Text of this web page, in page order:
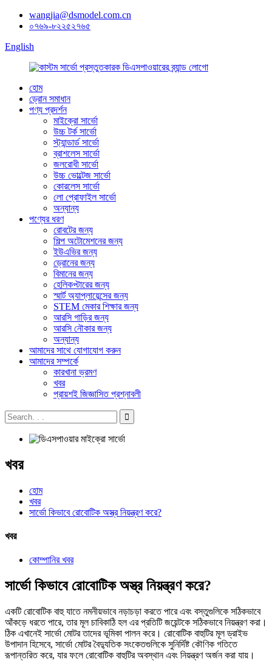
wangjia@dsmodel.com.cn
০৭৬৯-৮২২৫২৭৬৫
English
হোম
ড্রোন সমাধান
পণ্য প্রদর্শন
মাইক্রো সার্ভো
উচ্চ টর্ক সার্ভো
স্ট্যান্ডার্ড সার্ভো
ব্রাশলেস সার্ভো
জলরোধী সার্ভো
উচ্চ ভোল্টেজ সার্ভো
কোরলেস সার্ভো
লো প্রোফাইল সার্ভো
অন্যান্য
পণ্যের ধরণ
রোবটের জন্য
শিল্প অটোমেশনের জন্য
ইউএভির জন্য
ড্রোনের জন্য
বিমানের জন্য
হেলিকপ্টারের জন্য
স্মার্ট অ্যাপ্লায়েন্সের জন্য
STEM মেকার শিক্ষার জন্য
আরসি গাড়ির জন্য
আরসি নৌকার জন্য
অন্যান্য
আমাদের সাথে যোগাযোগ করুন
আমাদের সম্পর্কে
কারখানা ভ্রমণ
খবর
প্রায়শই জিজ্ঞাসিত প্রশ্নাবলী
খবর
হোম
খবর
সার্ভো কিভাবে রোবোটিক অস্ত্র নিয়ন্ত্রণ করে?
খবর
কোম্পানির খবর
সার্ভো কিভাবে রোবোটিক অস্ত্র নিয়ন্ত্রণ করে?
একটি রোবোটিক বাহু যাতে নমনীয়ভাবে নড়াচড়া করতে পারে এবং বস্তুগুলিকে সঠিকভাবে
আঁকড়ে ধরতে পারে, তার মূল চাবিকাঠি হল এর প্রতিটি জয়েন্টকে সঠিকভাবে নিয়ন্ত্রণ করা।
ঠিক এখানেই সার্ভো মোটর তাদের ভূমিকা পালন করে। রোবোটিক বাহুটির মূল ড্রাইভ
উপাদান হিসেবে, সার্ভো মোটর বৈদ্যুতিক সংকেতগুলিকে সুনির্দিষ্ট কৌণিক গতিতে
রূপান্তরিত করে, যার ফলে রোবোটিক বাহুটির অবস্থান এবং নিয়ন্ত্রণ অর্জন করা যায়।